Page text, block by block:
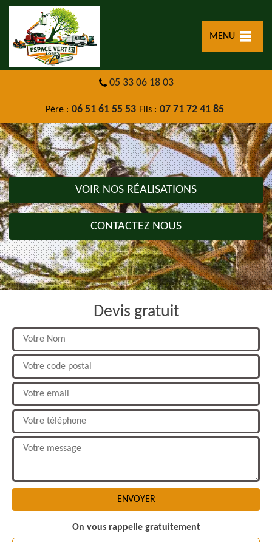
MENU
05 33 06 18 03
Père : 06 51 61 55 53 Fils : 07 71 72 41 85
VOIR NOS RÉALISATIONS
CONTACTEZ NOUS
Devis gratuit
On vous rappelle gratuitement